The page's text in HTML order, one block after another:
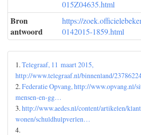
015Z04635.html
Bron
antwoord
https://
0142015-1859.html
1.Telegraaf, 11 maart 2015,
http://www.telegraaf.nl/binnenland/
2.Federatie Opvang, http://www.opvang.nl/
mensen-en-gg…
3.http://www.aedes.nl/content/artikelen/
wonen/schuldhulpverlen…
4.